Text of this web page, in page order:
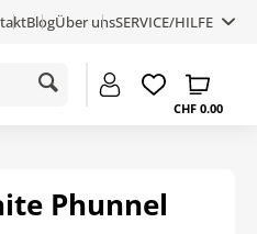
BlogÜber unsSERVICE/HILFE
CHF 0.00
Phunnel